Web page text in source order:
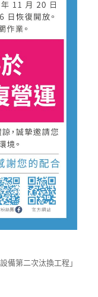
備第二次汰換工程」